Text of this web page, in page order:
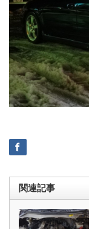
関連記事